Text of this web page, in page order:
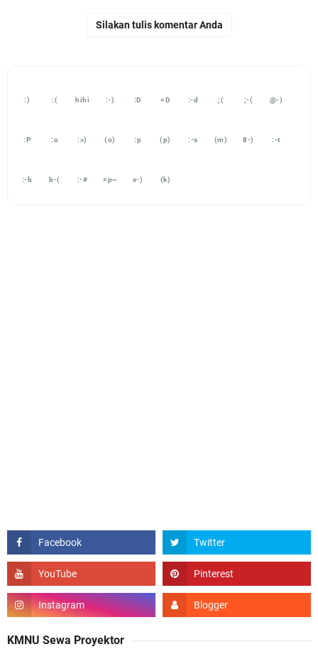
Silakan tulis komentar Anda
:) :( hihi :-) :D =D :-d ;( ;-( @-)
:P :o :>) (o) :p (p) :-s (m) 8-) :-t
:-b b-( :-# =p~ x-) (k)
KMNU Sewa Proyektor